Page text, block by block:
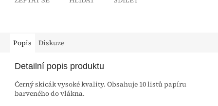
Popis Diskuze
Detailní popis produktu
Černý skicák vysoké kvality. Obsahuje 10 listů papíru
barveného do vlákna.